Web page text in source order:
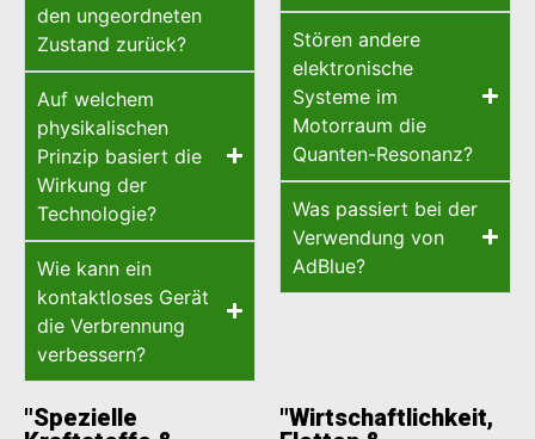
den ungeordneten
Zustand zurück?
Auf welchem
physikalischen
Prinzip basiert die
Wirkung der
Technologie?
Wie kann ein
kontaktloses Gerät
die Verbrennung
verbessern?
Stören andere
elektronische
Systeme im
Motorraum die
Quanten-Resonanz?
Was passiert bei der
Verwendung von
AdBlue?
"Spezielle
"Wirtschaftlichkeit,